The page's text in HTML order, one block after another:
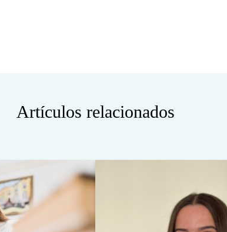
Artículos relacionados